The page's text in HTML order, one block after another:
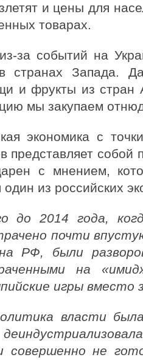
и цены для
товарах.
за событий на
в странах Запада.
и фрукты из
мы закупаем
экономика с
представляет собой
с мнением,
из российских
до 2014 года,
почти
РФ, были
на
игры вместо
власти
совершенно не